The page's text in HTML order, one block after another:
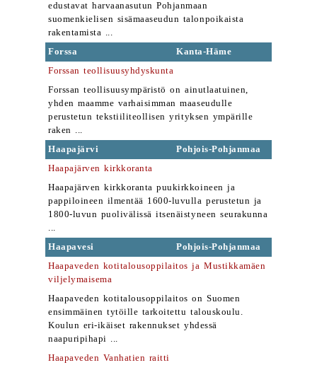
edustavat harvaanasutun Pohjanmaan
suomenkielisen sisämaaseudun talonpoikaista
rakentamista ...
Forssa
Kanta-Häme
Forssan teollisuusyhdyskunta
Forssan teollisuusympäristö on ainutlaatuinen,
yhden maamme varhaisimman maaseudulle
perustetun tekstiiliteollisen yrityksen ympärille
raken ...
Haapajärvi
Pohjois-Pohjanmaa
Haapajärven kirkkoranta
Haapajärven kirkkoranta puukirkkoineen ja
pappiloineen ilmentää 1600-luvulla perustetun ja
1800-luvun puolivälissä itsenäistyneen seurakunna
...
Haapavesi
Pohjois-Pohjanmaa
Haapaveden kotitalousoppilaitos ja Mustikkamäen
viljelymaisema
Haapaveden kotitalousoppilaitos on Suomen
ensimmäinen tytöille tarkoitettu talouskoulu.
Koulun eri-ikäiset rakennukset yhdessä
naapuripihapi ...
Haapaveden Vanhatien raitti